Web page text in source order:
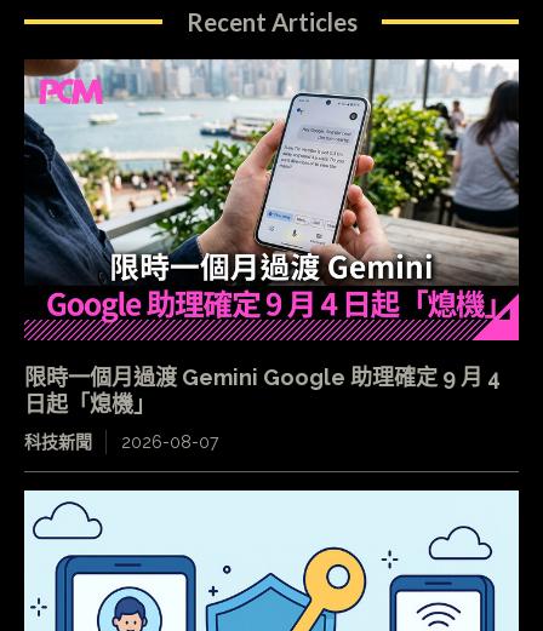
Recent Articles
限時一個月過渡 Gemini Google 助理確定 9 月 4
日起「熄機」
科技新聞 2026-08-07